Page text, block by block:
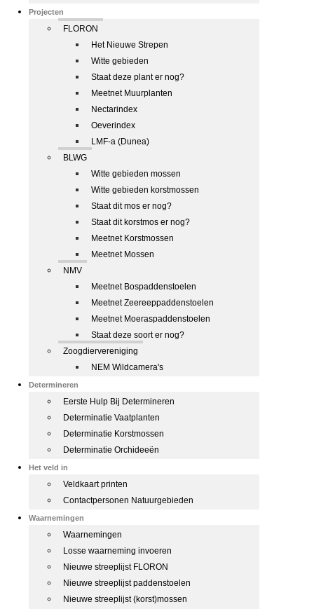
Projecten
FLORON
Het Nieuwe Strepen
Witte gebieden
Staat deze plant er nog?
Meetnet Muurplanten
Nectarindex
Oeverindex
LMF-a (Dunea)
BLWG
Witte gebieden mossen
Witte gebieden korstmossen
Staat dit mos er nog?
Staat dit korstmos er nog?
Meetnet Korstmossen
Meetnet Mossen
NMV
Meetnet Bospaddenstoelen
Meetnet Zeereeppaddenstoelen
Meetnet Moeraspaddenstoelen
Staat deze soort er nog?
Zoogdiervereniging
NEM Wildcamera's
Determineren
Eerste Hulp Bij Determineren
Determinatie Vaatplanten
Determinatie Korstmossen
Determinatie Orchideeën
Het veld in
Veldkaart printen
Contactpersonen Natuurgebieden
Waarnemingen
Waarnemingen
Losse waarneming invoeren
Nieuwe streeplijst FLORON
Nieuwe streeplijst paddenstoelen
Nieuwe streeplijst (korst)mossen